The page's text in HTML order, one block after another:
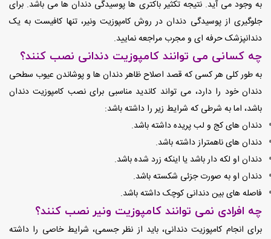
به وجود می آید. نتیجه تکثیر باکتری ها پوسیدگی دندان ها می باشد. برای
جلوگیری از پوسیدگی دندان در روش کامپوزیت ونیر، تنها کافیست به یک
دندانپزشک حرفه ای و مجرب مراجعه نمایید.
چه کسانی می توانند کامپوزیت دندانی نصب کنند؟
به طور کلی هر کسی که قصد اصلاح ظاهر دندان ها و پوشاندن عیوب سطحی
دندان خود را دارد، می تواند کاندید مناسبی برای نصب کامپوزیت دندان
باشد، اما به شرطی که شرایط زیر را داشته باشد:
دندان های کج و لب پریده داشته باشد.
دندان های ناهمتراز داشته باشد.
دندان او لکه دار باشد یا اینکه زرد شده باشد.
دندان او به صورت جزئی شکسته باشد.
فاصله های بین دندانی کوچک داشته باشد.
چه افرادی نمی توانند کامپوزیت ونیر نصب کنند؟
برای انجام کامپوزیت دندانی، باید از نظر جسمی، شرایط خاصی را داشته